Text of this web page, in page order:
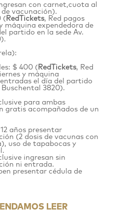
con carnet,cuota al
vacunación).
(RedTickets, Red pagos
máquina expendedora de
partido en la sede Av.
).
$ 400 (RedTickets, Red
y máquina
el día del partido
Buschental 3820).
para ambas
gratis acompañados de un
años presentar
(2 dosis de vacunas con
uso de tapabocas y
ingresan sin
ni entrada.
presentar cédula de
LEER